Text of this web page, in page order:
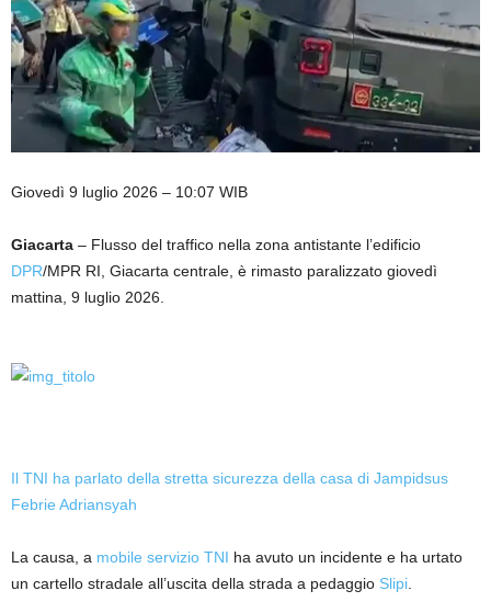
Giovedì 9 luglio 2026 – 10:07 WIB
Giacarta – Flusso del traffico nella zona antistante l’edificio
DPR/MPR RI, Giacarta centrale, è rimasto paralizzato giovedì
mattina, 9 luglio 2026.
Il TNI ha parlato della stretta sicurezza della casa di Jampidsus
Febrie Adriansyah
La causa, a mobile servizio TNI ha avuto un incidente e ha urtato
un cartello stradale all’uscita della strada a pedaggio Slipi